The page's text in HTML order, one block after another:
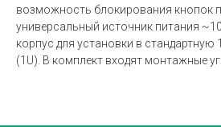
возможность блокирования кнопок
универсальный источник питания
корпус для установки в
(1U). В комплект входят монтажные